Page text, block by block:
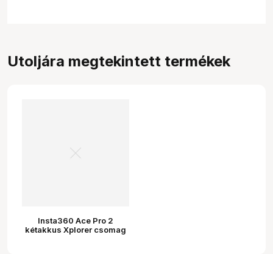
Utoljára megtekintett termékek
Insta360 Ace Pro 2
kétakkus Xplorer csomag